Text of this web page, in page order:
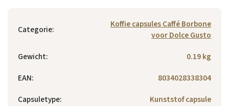
Categorie:
Koffie capsules Caffé Borbone
voor Dolce Gusto
Gewicht:
0.19 kg
EAN:
8034028338304
Capsuletype:
Kunststof capsule